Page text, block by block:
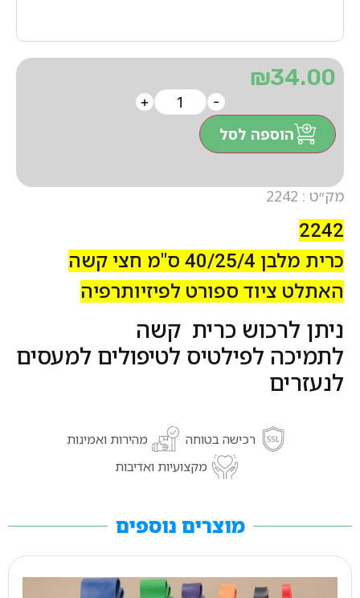
מק״ט : 2242
2242
כרית מלבן 40/25/4 ס"מ חצי קשה
האתלט ציוד ספורט לפיזיותרפיה
ניתן לרכוש כרית קשה
לתמיכה לפילטיס לטיפולים למעסים
לנעזרים
₪34.00
-
+
הוספה לסל
רכישה בטוחה
מהירות ואמינות
מקצועיות ואדיבות
מוצרים נוספים